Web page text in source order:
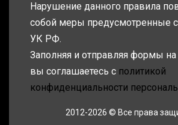
Нарушение данного правила
собой меры предусмотренные
УК РФ.
Заполняя и отправляя формы на
вы соглашаетесь с политикой
конфиденциальности
2012-2026 © Все права